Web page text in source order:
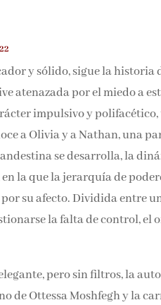
y sólido, sigue la historia
atenazada por el miedo a
impulsivo y
a Olivia y a Nathan, una
se desarrolla, la
la que la jerarquía de
su afecto. Dividida entre
la falta de control, el
pero sin filtros, la
de Ottessa Moshfegh y la